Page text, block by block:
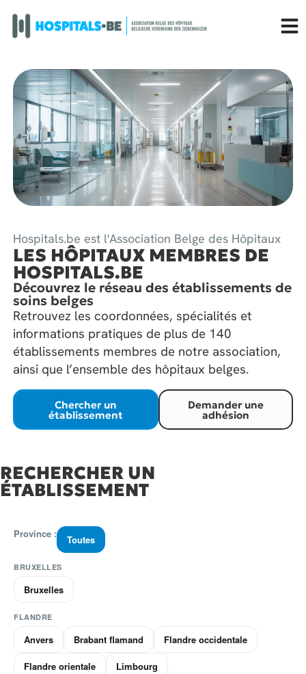
Hospitals.be est l'Association Belge des Hôpitaux
LES HÔPITAUX MEMBRES DE
HOSPITALS.BE
Découvrez le réseau des établissements de
soins belges
Retrouvez les coordonnées, spécialités et
informations pratiques de plus de 140
établissements membres de notre association,
ainsi que l’ensemble des hôpitaux belges.
Chercher un
établissement
Demander une
adhésion
RECHERCHER UN
ÉTABLISSEMENT
Province : Toutes
BRUXELLES
Bruxelles
FLANDRE
Anvers Brabant flamand Flandre occidentale
Flandre orientale Limbourg